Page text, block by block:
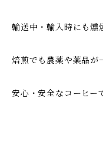
輸送中・輸入時にも燻
焙煎でも農薬や薬品が
安心・安全なコーヒー